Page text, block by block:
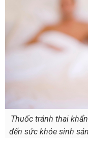
Thuốc tránh thai
đến sức khỏe sinh